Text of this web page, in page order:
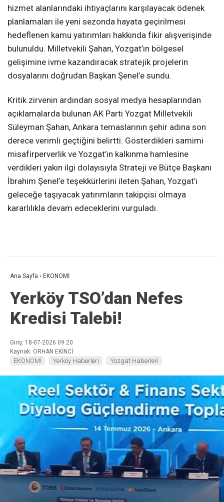
hizmet alanlarındaki ihtiyaçlarını karşılayacak ödenek
planlamaları ile yeni sezonda hayata geçirilmesi
hedeflenen kamu yatırımları hakkında fikir alışverişinde
bulunuldu. Milletvekili Şahan, Yozgat’ın bölgesel
gelişimine ivme kazandıracak stratejik projelerin
dosyalarını doğrudan Başkan Şenel’e sundu.
Kritik zirvenin ardından sosyal medya hesaplarından
açıklamalarda bulunan AK Parti Yozgat Milletvekili
Süleyman Şahan, Ankara temaslarının şehir adına son
derece verimli geçtiğini belirtti. Gösterdikleri samimi
misafirperverlik ve Yozgat’ın kalkınma hamlesine
verdikleri yakın ilgi dolayısıyla Strateji ve Bütçe Başkanı
İbrahim Şenel’e teşekkürlerini ileten Şahan, Yozgat’ı
geleceğe taşıyacak yatırımların takipçisi olmaya
kararlılıkla devam edeceklerini vurguladı.
Ana Sayfa › EKONOMİ
Yerköy TSO’dan Nefes
Kredisi Talebi!
Giriş: 18-07-2026 09:20
Kaynak: ORHAN EKİNCİ
EKONOMİ Yerköy Haberleri Yozgat Haberleri